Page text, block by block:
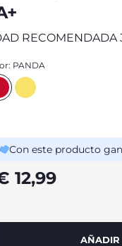
RECOMENDADA
PANDA
Con este producto
12,99
AÑADIR